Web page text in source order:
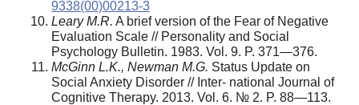
9338(00)00213-3
Leary M.R. A brief version of the Fear of Negative
Evaluation Scale // Personality and Social
Psychology Bulletin. 1983. Vol. 9. P. 371—376.
McGinn L.K., Newman M.G. Status Update on
Social Anxiety Disorder // Inter- national Journal of
Cognitive Therapy. 2013. Vol. 6. № 2. P. 88—113.